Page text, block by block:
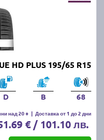
HD PLUS 195/65 R15
D B 68
над 20 + | Доставка от 1 до 2 дни
€ / 101.10 лв.